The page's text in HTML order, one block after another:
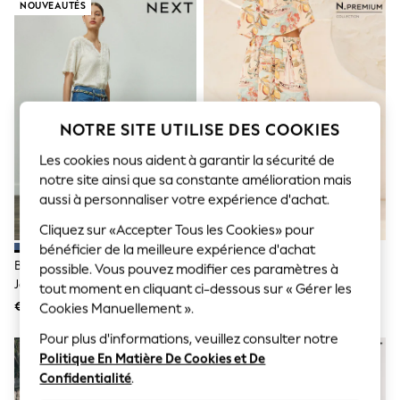
Sunglasses
Men's Holiday Shop
All Swimwear
Accessories
Bags & Luggage
Footwear
Hats
Linen Collection
Loafers
Polo Shirts
Sandals & Flipflops
Shirts
Shorts
Sunglasses
T-Shirts
Vests
Boys Holiday Shop
All Swimwear
Ponchos & Toweling sets
Polo Shirts
Rash Vests
Sandals & Sliders
NOUVEAUTÉS
Bleu Moyen - Jupe Longue En
Jean
€ 28
Imprimé Scénique Côtier - Jupe
N. Premium 100% Lin
NOTRE SITE UTILISE DES COOKIES
Les cookies nous aident à garantir la sécurité de
notre site ainsi que sa constante amélioration mais
aussi à personnaliser votre expérience d'achat.
Cliquez sur «Accepter Tous les Cookies» pour
bénéficier de la meilleure expérience d'achat
possible. Vous pouvez modifier ces paramètres à
tout moment en cliquant ci-dessous sur « Gérer les
Cookies Manuellement ».
Pour plus d'informations, veuillez consulter notre
Politique En Matière De Cookies et De
Confidentialité.